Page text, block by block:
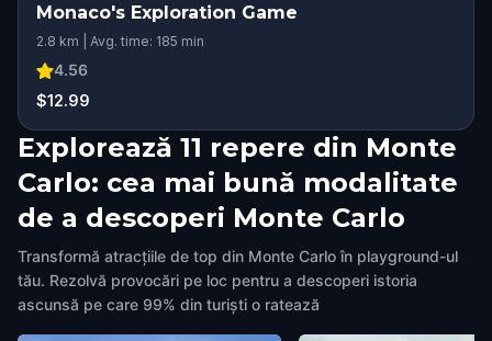
Monaco's Exploration Game
2.8 km | Avg. time: 185 min
4.56
$12.99
Explorează 11 repere din Monte
Carlo: cea mai bună modalitate
de a descoperi Monte Carlo
Transformă atracțiile de top din Monte Carlo în playground-ul
tău. Rezolvă provocări pe loc pentru a descoperi istoria
ascunsă pe care 99% din turiști o ratează